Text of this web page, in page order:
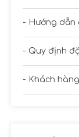
Hướng dẫn
Quy định
Khách